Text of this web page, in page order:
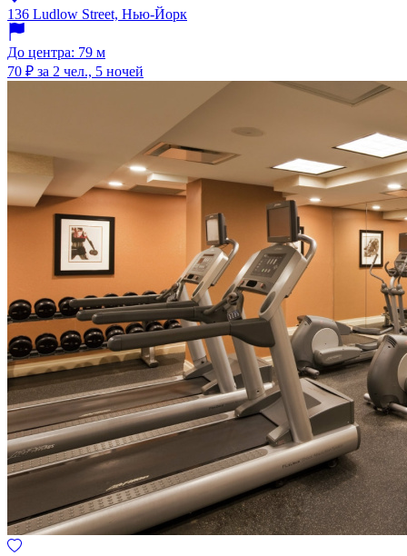
136 Ludlow Street, Нью-Йорк
До центра: 79 м
70 ₽ за 2 чел., 5 ночей